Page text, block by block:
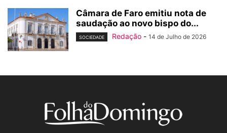
Câmara de Faro emitiu nota de
saudação ao novo bispo do...
SOCIEDADE Redação - 14 de Julho de 2026